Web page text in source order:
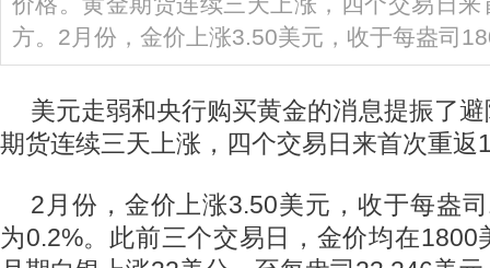
方。2月份，金价上涨3.50美元，收于每盎司
美元走弱和央行购买黄金的消息提振了
期货连续三天上涨，四个交易日来首次重返
2月份，金价上涨3.50美元，收于每盎
为0.2%。此前三个交易日，金价均在1800